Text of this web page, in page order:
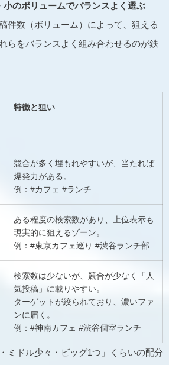
小のボリュームでバランスよく選ぶ
件数（ボリューム）によって、狙える
らをバランスよく組み合わせるのが鉄
特徴と狙い
競合が多く埋もれやすいが、当たれば
爆発力がある。
例：#カフェ #ランチ
ある程度の検索数があり、上位表示も
現実的に狙えるゾーン。
例：#東京カフェ巡り #渋谷ランチ部
検索数は少ないが、競合が少なく「人
気投稿」に載りやすい。
ターゲットが絞られており、濃いファ
ンに届く。
例：#神南カフェ #渋谷個室ランチ
ミドル少々・ビッグ1つ」くらいの配分